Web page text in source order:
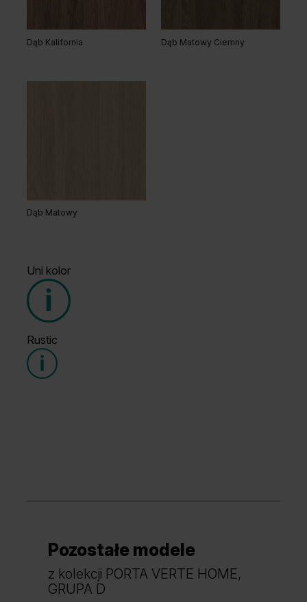
Dąb Kalifornia Dąb Matowy Ciemny
Dąb Matowy
Uni kolor
Grupa cenowa (1)
Grupa cenowa (2)
Rustic
Dąb Mauvella Dąb Szkarłatny
Pozostałe modele
z kolekcji PORTA VERTE HOME,
GRUPA D